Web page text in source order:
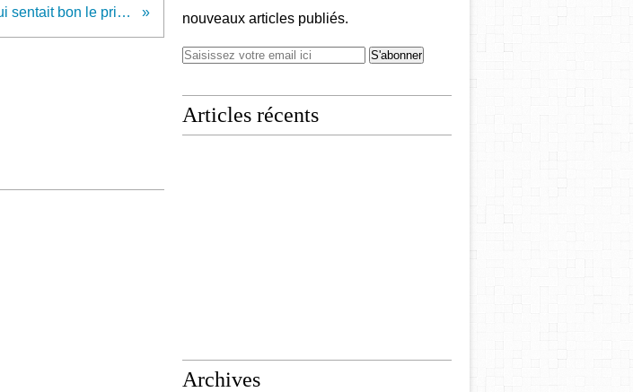
Une sortie qui sentait bon le printemps
nouveaux articles publiés.
Articles récents
Archives